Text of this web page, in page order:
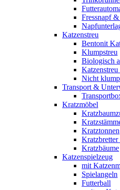
Fressnapf
Katzenstreu
Bentonit
Klumpstreu
Biologisch
Nicht
Transport &
Kratzmöbel
Kratztonnen
Kratzbäume
Katzenspielzeug
mit
Spielangeln
Futterball